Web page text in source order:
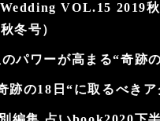
VOL.15 2019
冬号）
パワーが高まる“奇跡
跡の18日“に取るべき